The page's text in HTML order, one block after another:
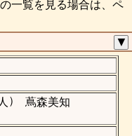
一覧を見る場合は、ペ
▼
）
蔦森美知